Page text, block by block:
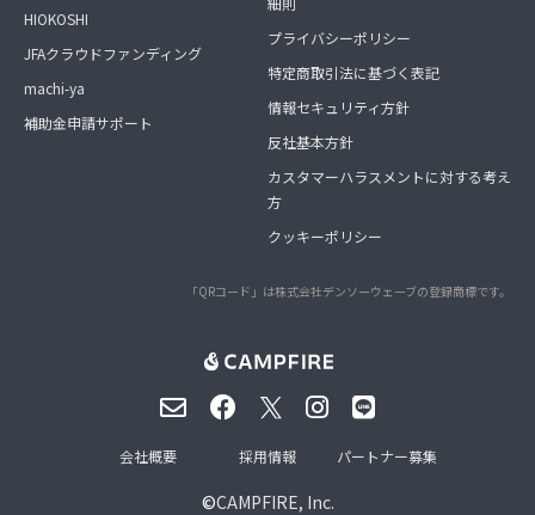
HIOKOSHI
JFAクラウドファンディング
machi-ya
補助金申請サポート
プライバシーポリシー
特定商取引法に基づく表記
情報セキュリティ方針
反社基本方針
カスタマーハラスメントに対する考え
方
クッキーポリシー
「QRコード」は株式会社デンソーウェーブの登録商標です。
©CAMPFIRE, Inc.
会社概要 採用情報 パートナー募集